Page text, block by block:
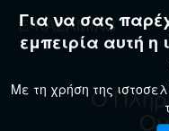
E-KAZAMIAS
Για να σας
εμπειρία αυτή η
Με τη χρήση της
Ο